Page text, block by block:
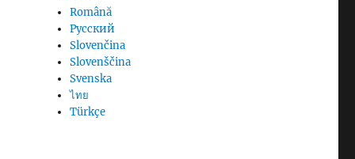
Română
Русский
Slovenčina
Slovenščina
Svenska
ไทย
Türkçe